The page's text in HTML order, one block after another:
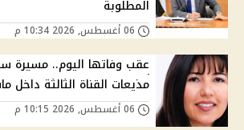
المطلوبة
عقب وفاتها اليوم.. مسيرة
مذيعات القناة الثالثة داخل